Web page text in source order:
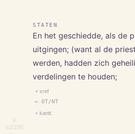
⎘
\u229E
STATEN
En het geschiedde, als de
uitgingen; (want al de
werden, hadden zich
verdelingen te houden;
+ xref
↔ OT/NT
+ kantt.